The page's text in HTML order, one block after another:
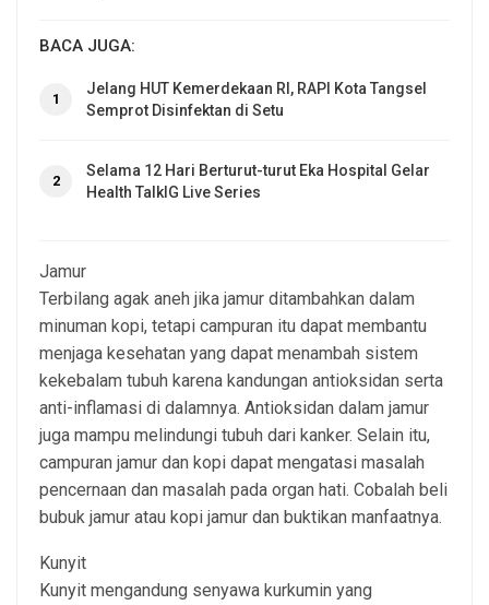
BACA JUGA:
1
Jelang HUT Kemerdekaan RI, RAPI Kota Tangsel
Semprot Disinfektan di Setu
2
Selama 12 Hari Berturut-turut Eka Hospital Gelar
Health TalkIG Live Series
Jamur
Terbilang agak aneh jika jamur ditambahkan dalam
minuman kopi, tetapi campuran itu dapat membantu
menjaga kesehatan yang dapat menambah sistem
kekebalam tubuh karena kandungan antioksidan serta
anti-inflamasi di dalamnya. Antioksidan dalam jamur
juga mampu melindungi tubuh dari kanker. Selain itu,
campuran jamur dan kopi dapat mengatasi masalah
pencernaan dan masalah pada organ hati. Cobalah beli
bubuk jamur atau kopi jamur dan buktikan manfaatnya.
Kunyit
Kunyit mengandung senyawa kurkumin yang